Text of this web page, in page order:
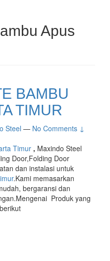
Apus
BAMBU
TIMUR
Steel — No Comments ↓
Timur , Maxindo Steel
Door,Folding Door
dan instalasi untuk
.Kami memasarkan
bergaransi dan
Produk yang